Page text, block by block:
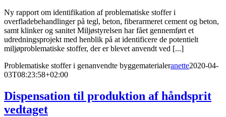
Ny rapport om identifikation af problematiske stoffer i
overfladebehandlinger på tegl, beton, fiberarmeret cement og beton,
samt klinker og sanitet Miljøstyrelsen har fået gennemført et
udredningsprojekt med henblik på at identificere de potentielt
miljøproblematiske stoffer, der er blevet anvendt ved [...]
Problematiske stoffer i genanvendte byggematerialeranette2020-04-
03T08:23:58+02:00
Dispensation til produktion af håndsprit
vedtaget